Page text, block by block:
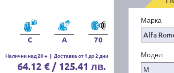
C A 70
Налични над 20 + | Доставка от 1 до 2 дни
64.12 € / 125.41 лв.
Марка
Модел